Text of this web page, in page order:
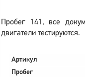
Пробег 141, все
двигатели тестируются.
Артикул
Пробег